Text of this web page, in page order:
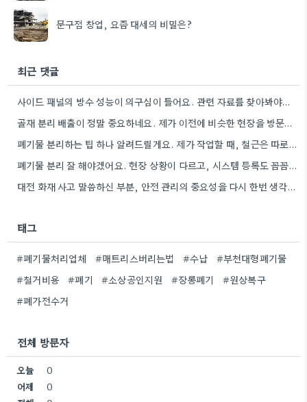
문구점 창업, 요즘 대세의 비밀은?
최근 댓글
사이드 패널의 방수 성능이 의구심이 들어요. 관련 자료를 찾아봐야겠네요.
골재 분리 배출이 정말 중요하네요. 제가 이전에 비슷한 현장을 방문했을 때도 이렇게 철저하게 분류하지 않은…
폐기물 분리하는 팁 하나 알려드릴게요. 제가 작업할 때, 철근은 따로 모아두고 골재는 색깔별로 구분해서 보관했는데,…
폐기물 분리 잘 해야겠어요. 현장 상황이 다르고, 시스템 등록도 꼼꼼히 확인해야 하니까.
대전 화재 사고 말씀하신 부분, 안전 관리의 중요성을 다시 한번 생각하게 되네요. 특히 규모가 큰…
태그
#폐기물처리업체 #매트리스버리는법 #수납
#부천대형폐기물
#철거비용
#폐기 #소상공인지원 #장롱폐기
#원상복구
#폐가전수거
전체 방문자
오늘
0
어제
0